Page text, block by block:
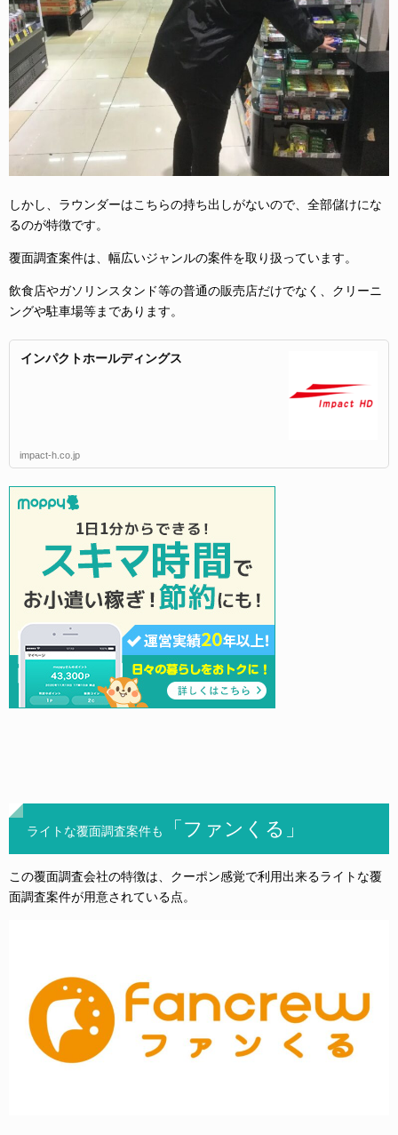
しかし、ラウンダーはこちらの持ち出しがないので、全部儲けにな
るのが特徴です。
覆面調査案件は、幅広いジャンルの案件を取り扱っています。
飲食店やガソリンスタンド等の普通の販売店だけでなく、クリーニ
ングや駐車場等まであります。
インパクトホールディングス
impact-h.co.jp
ライトな覆面調査案件も 「ファンくる」
この覆面調査会社の特徴は、クーポン感覚で利用出来るライトな覆
面調査案件が用意されている点。